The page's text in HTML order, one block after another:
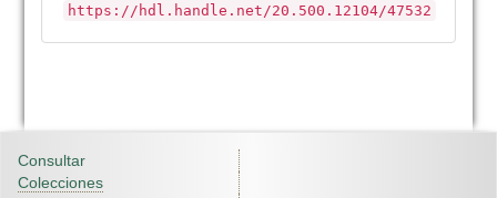
https://hdl.handle.net/20.500.12104/47532
Consultar
Colecciones